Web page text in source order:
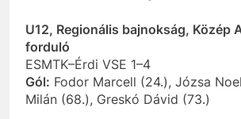
U12, Regionális bajnokság, Közép
forduló
ESMTK–Érdi VSE 1–4
Gól: Fodor Marcell (24.), Józsa
Milán (68.), Greskó Dávid (73.)